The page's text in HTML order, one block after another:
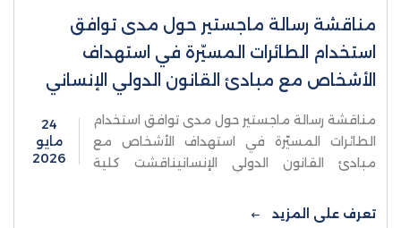
مناقشة رسالة ماجستير حول مدى توافق
استخدام الطائرات المسيّرة في استهداف
الأشخاص مع مبادئ القانون الدولي الإنساني
مناقشة رسالة ماجستير حول مدى توافق استخدام
الطائرات المسيّرة في استهداف الأشخاص مع
مبادئ القانون الدولي الإنسانيناقشت كلية
الاستقلال - قسم القانون الجنائي الدولي، ...
24
مايو
2026
تعرف على المزيد